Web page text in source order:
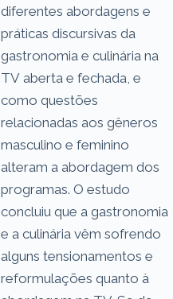
diferentes abordagens e
práticas discursivas da
gastronomia e culinária na
TV aberta e fechada, e
como questões
relacionadas aos gêneros
masculino e feminino
alteram a abordagem dos
programas. O estudo
concluiu que a gastronomia
e a culinária vêm sofrendo
alguns tensionamentos e
reformulações quanto à